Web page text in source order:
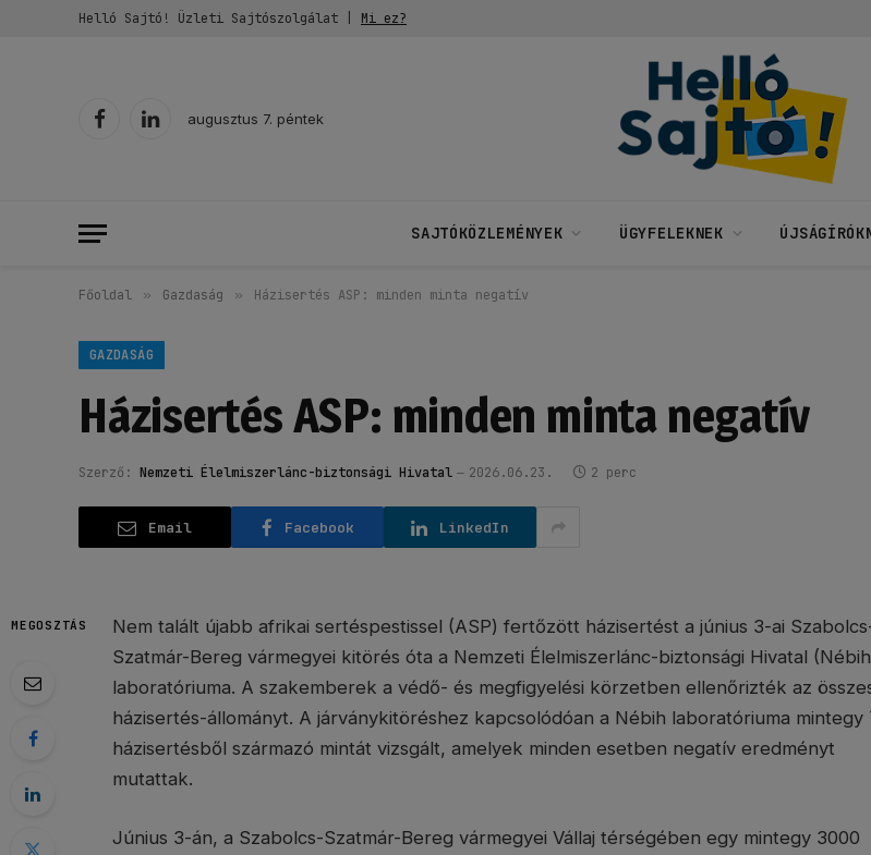
Helló Sajtó! Üzleti Sajtószolgálat | Mi ez?
FacebookLinkedIn
augusztus 7. péntek
SAJTÓKÖZLEMÉNYEK ÜGYFELEKNEK
Főoldal » Gazdaság » Házisertés ASP: minden minta negatív
GAZDASÁG
Házisertés ASP: minden minta negatív
Szerző: Nemzeti Élelmiszerlánc-biztonsági Hivatal 2026.06.23. 2 perc
Email Facebook LinkedIn
MEGOSZTÁS
Nem talált újabb afrikai sertéspestissel (ASP) fertőzött házisertést a június 3-ai
Szatmár-Bereg vármegyei kitörés óta a Nemzeti Élelmiszerlánc-biztonsági Hivatal
laboratóriuma. A szakemberek a védő- és megfigyelési körzetben ellenőrizték az
házisertés-állományt. A járványkitöréshez kapcsolódóan a Nébih laboratóriuma mintegy
házisertésből származó mintát vizsgált, amelyek minden esetben negatív eredményt
mutattak.
Június 3-án, a Szabolcs-Szatmár-Bereg vármegyei Vállaj térségében egy mintegy 3000